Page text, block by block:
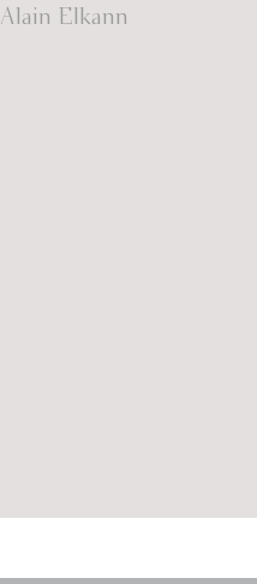
Alain Elkann